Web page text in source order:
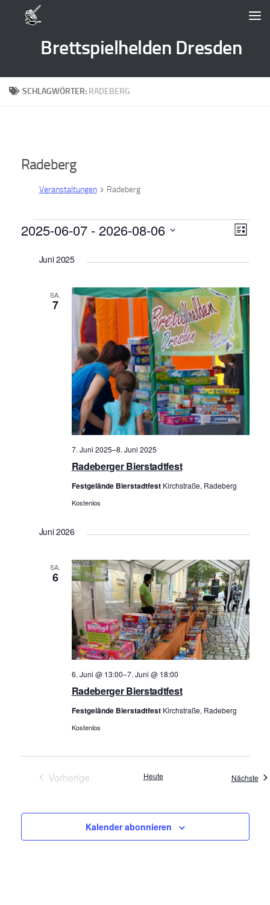
Zum Inhalt springen
Brettspielhelden Dresden
SCHLAGWÖRTER: RADEBERG
Radeberg
Veranstaltungen Radeberg
Veranstaltungen
A
s
i
c
h
t
e
n
-
N
a
g
o
n
V
r
n
s
t
a
t
u
n
g
t
e
n
-
N
a
i
Liste
2025-06-07 - 2026-08-06
wählen.Juni 2025
SA.
7
Radeberger Bierstadtfest
7. Juni 2025–8. Juni 2025
Festgelände Bierstadtfest Kirchstraße, Radeberg
Kostenlos
Juni 2026
SA.
6
Radeberger Bierstadtfest
6. Juni @ 13:00–7. Juni @ 18:00
Festgelände Bierstadtfest Kirchstraße, Radeberg
Kostenlos
Vorherige
Heute Nächste
Kalender abonnieren